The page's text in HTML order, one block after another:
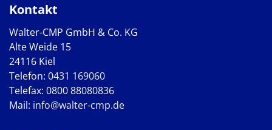
Kontakt
Walter-CMP GmbH & Co. KG
Alte Weide 15
24116 Kiel
Telefon: 0431 169060
Telefax: 0800 88080836
Mail: info@walter-cmp.de